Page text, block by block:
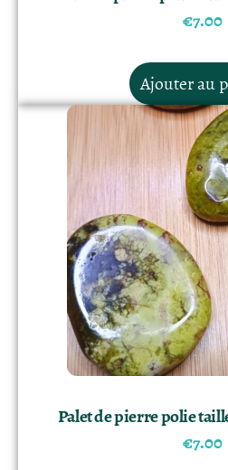
€7.00
Ajouter au
Palet de pierre polie
€7.00